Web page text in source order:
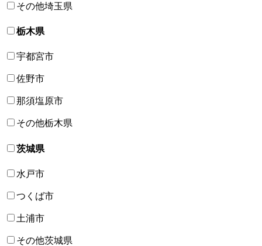
その他埼玉県
栃木県
宇都宮市
佐野市
那須塩原市
その他栃木県
茨城県
水戸市
つくば市
土浦市
その他茨城県